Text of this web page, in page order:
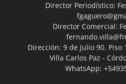
Director Periodístico:
Director Comercial:
Dirección: 9 de Julio 90. Piso
Villa Carlos Paz -
WhatsApp: